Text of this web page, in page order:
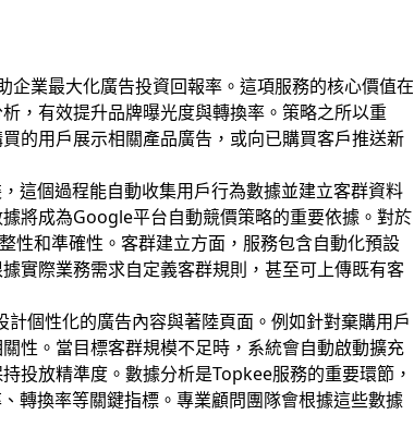
業最大化廣告投資回報率。這項服務的核心價值在
，有效提升品牌曝光度與轉換率。策略之所以重
的用戶展示相關產品廣告，或向已購買客戶推送新
這個過程能自動收集用戶行為數據並建立客群資料
將成為Google平台自動競價策略的重要依據。對於
性和準確性。客群建立方面，服務包含自動化預設
實際業務需求自定義客群規則，甚至可上傳既有客
個性化的廣告內容與著陸頁面。例如針對棄購用戶
性。當目標客群規模不足時，系統會自動啟動擴充
投放精準度。數據分析是Topkee服務的重要環節，
轉換率等關鍵指標。專業顧問團隊會根據這些數據